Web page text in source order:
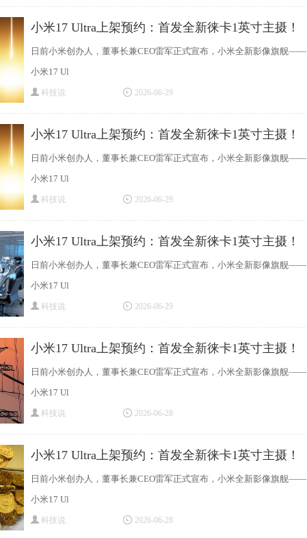
小米17 Ultra上架预约：首发全新徕卡1英寸主摄！
日前小米创办人，董事长兼CEO雷军正式宣布，小米全新影像旗舰——
小米17 Ul
科技说 2026-06-29
小米17 Ultra上架预约：首发全新徕卡1英寸主摄！
日前小米创办人，董事长兼CEO雷军正式宣布，小米全新影像旗舰——
小米17 Ul
科技说 2026-06-29
小米17 Ultra上架预约：首发全新徕卡1英寸主摄！
日前小米创办人，董事长兼CEO雷军正式宣布，小米全新影像旗舰——
小米17 Ul
科技说 2026-06-29
小米17 Ultra上架预约：首发全新徕卡1英寸主摄！
日前小米创办人，董事长兼CEO雷军正式宣布，小米全新影像旗舰——
小米17 Ul
科技说 2026-06-28
小米17 Ultra上架预约：首发全新徕卡1英寸主摄！
日前小米创办人，董事长兼CEO雷军正式宣布，小米全新影像旗舰——
小米17 Ul
科技说 2026-06-28